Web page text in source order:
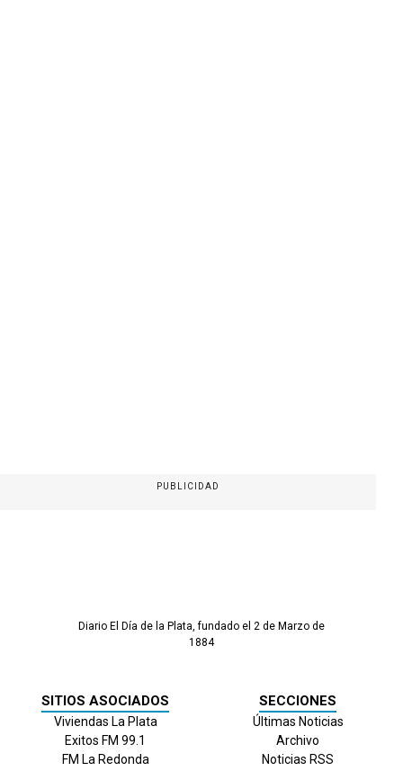
PUBLICIDAD
Diario El Día de la Plata, fundado el 2 de Marzo de
1884
SITIOS ASOCIADOS
Viviendas La Plata
Exitos FM 99.1
FM La Redonda
SECCIONES
Últimas Noticias
Archivo
Noticias RSS